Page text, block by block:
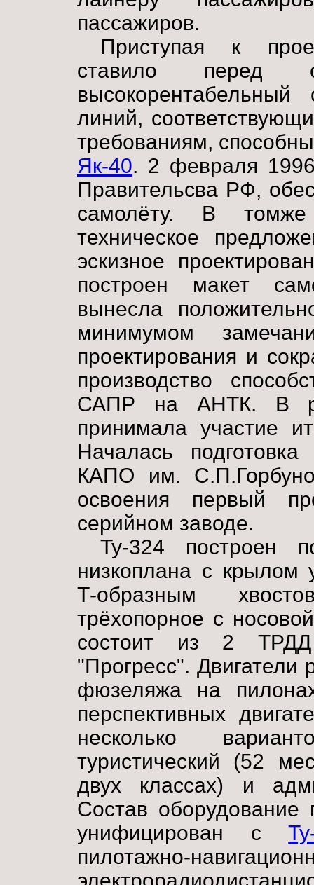
пассажиров.
Приступая к
ставило перед
линий,
требованиям,
Як-40. 2 февраля
Правительсва РФ,
самолёту. В
техническое
эскизное
построен макет
вынесла
минимумом
проектирования и
производство
САПР на АНТК. В
принимала участие
Началась
КАПО им.
освоения первый
серийном заводе.
Ту-324 построен
низкоплана с крылом
Т-образным
трёхопорное с
состоит из 2
"Прогресс". Двигатели
фюзеляжа на
перспективных
несколько
туристический (52
двух классах) и
Состав оборудование
унифицирован с
пилотажно-